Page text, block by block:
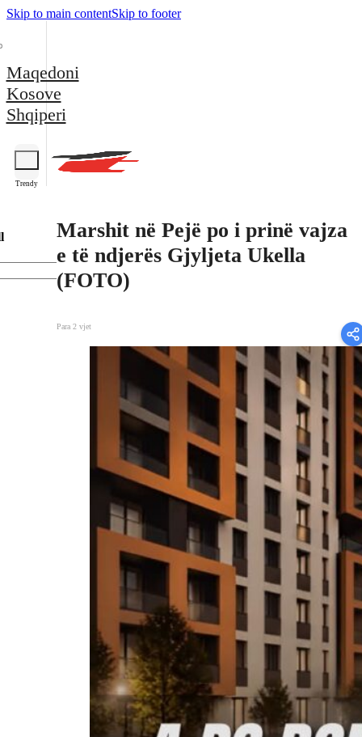
Skip to main contentSkip to footer
Maqedoni
Kosove
Shqiperi
Trendy
Marshit në Pejë po i prinë vajza
e të ndjerës Gjyljeta Ukella
(FOTO)
Para 2 vjet